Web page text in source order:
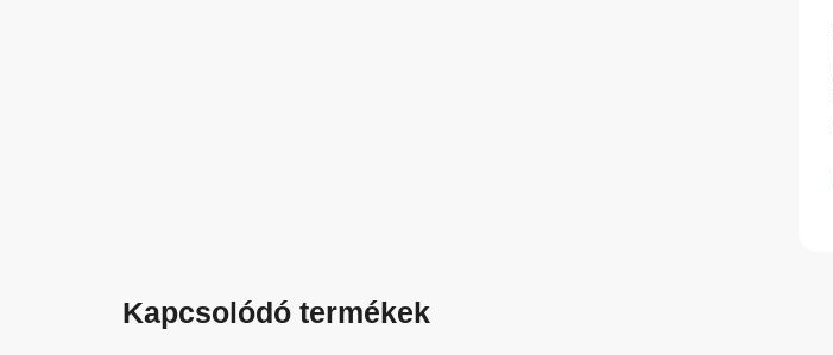
Kapcsolódó termékek